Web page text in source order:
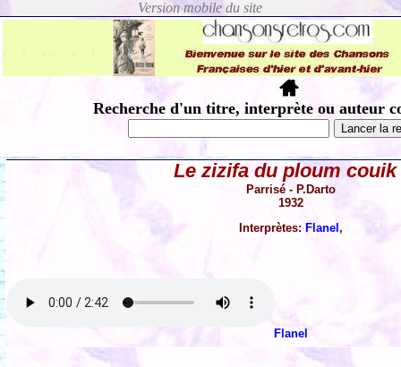
Recherche d'un titre, interprète ou auteur
Le zizifa du ploum couik
Parrisé - P.Darto
1932
Interprètes: Flanel ,
Flanel